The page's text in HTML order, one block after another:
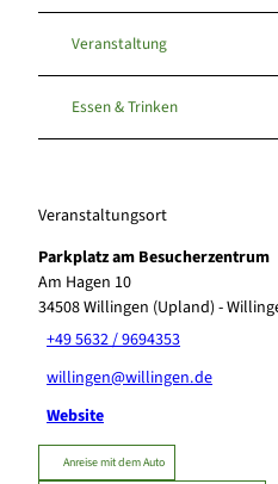
Veranstaltung
Essen & Trinken
Veranstaltungsort
Parkplatz am Besucherzentrum
Am Hagen 10
34508Willingen (Upland) -
+49 5632 / 9694353
willingen@willingen.de
Website
Anreise mit dem Auto